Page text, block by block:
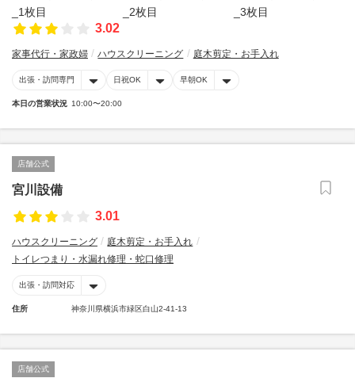
3.02
家事代行・家政婦 ハウスクリーニング 庭木剪定・お手入れ
出張・訪問専門 日祝OK 早朝OK
本日の営業状況 10:00〜20:00
店舗公式
宮川設備
3.01
ハウスクリーニング
庭木剪定・お手入れ
トイレつまり・水漏れ修理・蛇口修理
出張・訪問対応
住所 神奈川県横浜市緑区白山2-41-13
店舗公式